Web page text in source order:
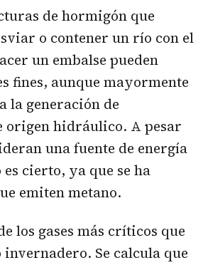
de hormigón que
o contener un río con el
un embalse pueden
fines, aunque mayormente
la generación de
origen hidráulico. A pesar
una fuente de energía
cierto, ya que se ha
emiten metano.
los gases más críticos que
Se calcula que